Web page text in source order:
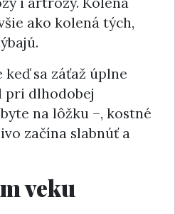
ako kolená tých,
keď sa záťaž úplne
pri dlhodobej
na lôžku –, kostné
začína slabnúť a
veku